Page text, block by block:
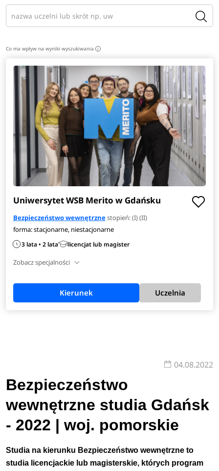
Co ma wpływ na wyniki wyszukiwania i
Uniwersytet WSB Merito w Gdańsku
Bezpieczeństwo wewnętrznestopień: (I) (II)
forma: stacjonarne, niestacjonarne
3 lata • 2 lata licencjat lub magister
Zobacz specjalności
Kierunek Uczelnia
04.08.2022
Bezpieczeństwo
wewnętrzne studia Gdańsk
- 2022 | woj. pomorskie
Studia na kierunku Bezpieczeństwo wewnętrzne to
studia licencjackie lub magisterskie, których program